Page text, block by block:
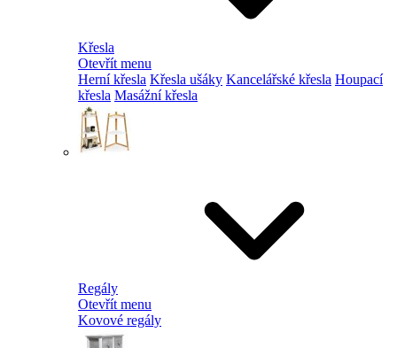
Křesla
Otevřít menu
Herní křesla Křesla ušáky Kancelářské křesla Houpací
křesla Masážní křesla
Regály
Otevřít menu
Kovové regály